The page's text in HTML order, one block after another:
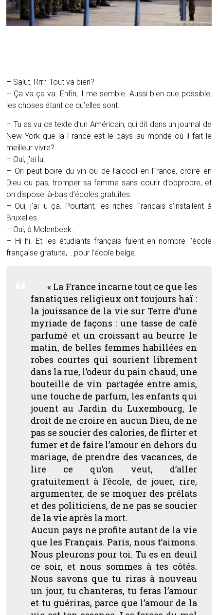
– Salut, Rrrr. Tout va bien?
– Ça va ça va. Enfin, il me semble. Aussi bien que possible,
les choses étant ce qu’elles sont.
– Tu as vu ce texte d’un Américain, qui dit dans un journal de
New York que la France est le pays au monde où il fait le
meilleur vivre?
– Oui, j’ai lu.
– On peut boire du vin ou de l’alcool en France, croire en
Dieu ou pas, tromper sa femme sans courir d’opprobre, et
on dispose là-bas d’écoles gratuites.
– Oui, j’ai lu ça. Pourtant, les riches Français s’installent à
Bruxelles.
– Oui, à Molenbeek.
– Hi hi. Et les étudiants français fuient en nombre l’école
française gratuite, …pour l’école belge.
« La France incarne tout ce que les
fanatiques religieux ont toujours haï :
la jouissance de la vie sur Terre d’une
myriade de façons : une tasse de café
parfumé et un croissant au beurre le
matin, de belles femmes habillées en
robes courtes qui sourient librement
dans la rue, l’odeur du pain chaud, une
bouteille de vin partagée entre amis,
une touche de parfum, les enfants qui
jouent au Jardin du Luxembourg, le
droit de ne croire en aucun Dieu, de ne
pas se soucier des calories, de flirter et
fumer et de faire l’amour en dehors du
mariage, de prendre des vacances, de
lire ce qu’on veut, d’aller
gratuitement à l’école, de jouer, rire,
argumenter, de se moquer des prélats
et des politiciens, de ne pas se soucier
de la vie après la mort.
Aucun pays ne profite autant de la vie
que les Français. Paris, nous t’aimons.
Nous pleurons pour toi. Tu es en deuil
ce soir, et nous sommes à tes côtés.
Nous savons que tu riras à nouveau
un jour, tu chanteras, tu feras l’amour
et tu guériras, parce que l’amour de la